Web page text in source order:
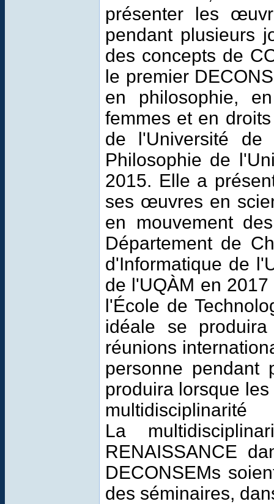
présenter les
pendant plusieurs
des concepts de
le premier
en philosophie,
femmes et en
de l'Université de
Philosophie de
2015. Elle a
ses œuvres en
en mouvement
Département de
d'Informatique de
de l'UQÀM en
l'École de
idéale
se
réunions
personne pendant
produira lorsque les
La
RENAISSANCE
DECONSEMs
des séminaires,